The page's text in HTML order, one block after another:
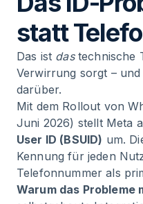
statt
Das ist dastechnische
Verwirrung sorgt –
darüber.
Mit dem Rollout von
Juni 2026) stellt Meta
User ID (BSUID) um.
Kennung für jeden
Telefonnummer als
Warum das Probleme